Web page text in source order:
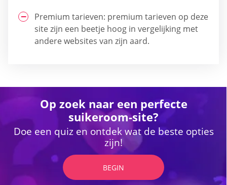
Premium tarieven: premium tarieven op deze
site zijn een beetje hoog in vergelijking met
andere websites van zijn aard.
Op zoek naar een perfecte
suikeroom-site?
Doe een quiz en ontdek wat de beste opties
zijn!
BEGIN